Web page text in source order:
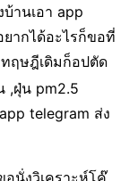
บ้านเอา app
ากได้อะไรก็ขอที่
ฤษฎีเดิมก็อปตัด
,ฝุ่น pm2.5
telegram ส่ง
นั่งวิเคราะห์โค๊